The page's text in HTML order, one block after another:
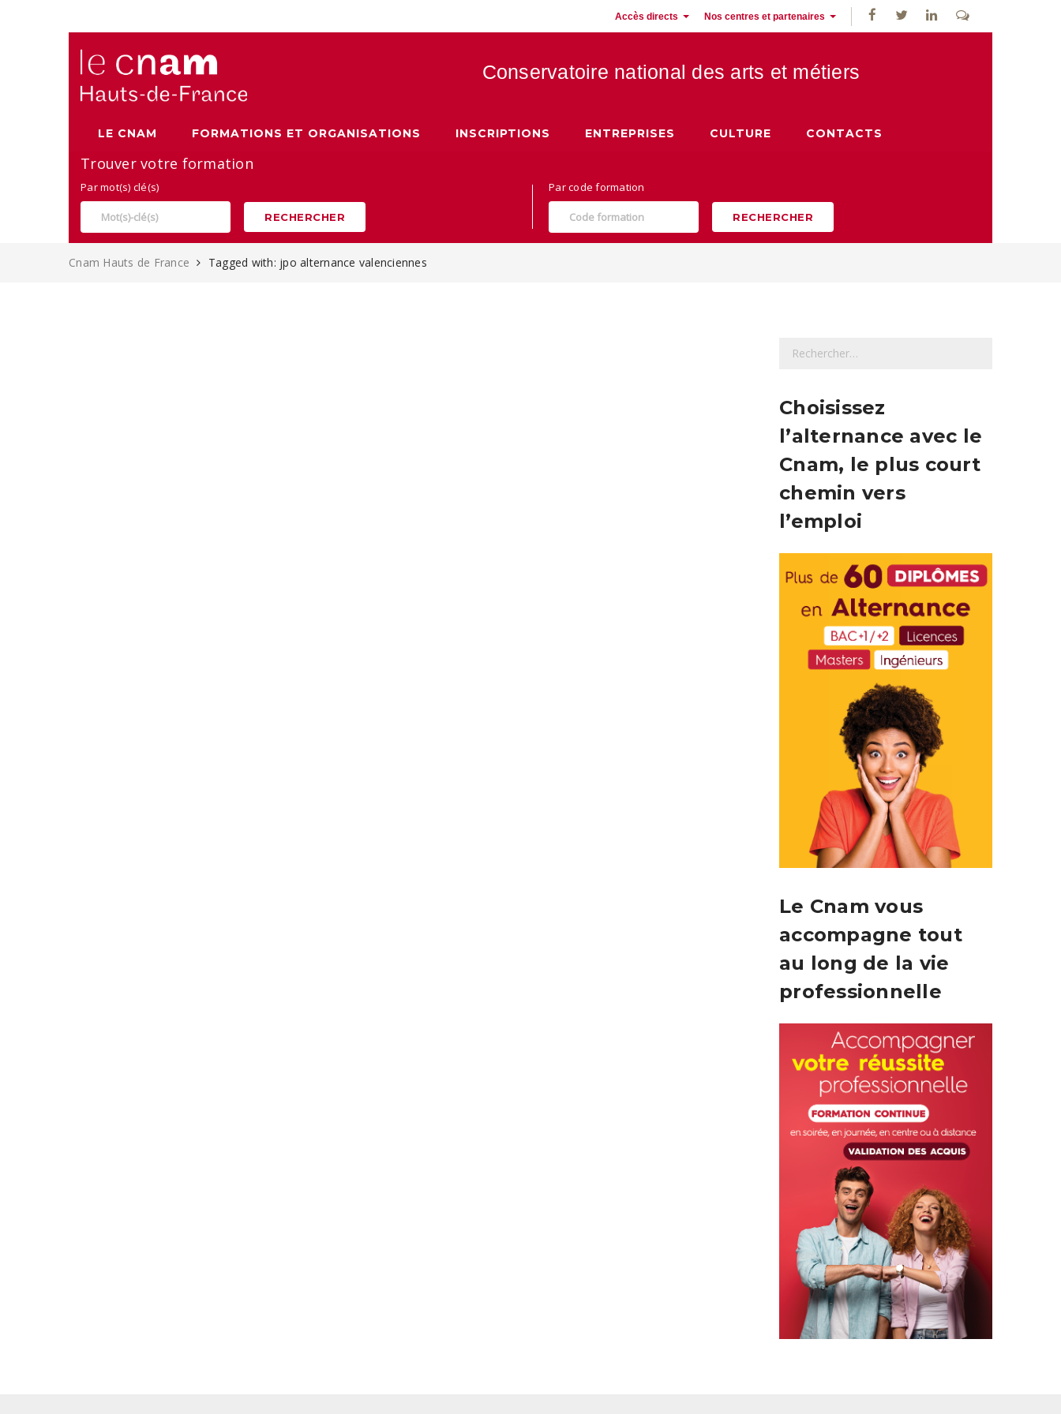
Accès directs Nos centres et partenaires
Conservatoire national des arts et métiers
LE CNAM FORMATIONS ET ORGANISATIONS INSCRIPTIONS ENTREPRISES CULTURE CONTACTS
Trouver votre formation
Par mot(s) clé(s)
RECHERCHER
Par code formation
RECHERCHER
Cnam Hauts de France Tagged with: jpo alternance valenciennes
h
r
c
e
r
:
Choisissez
l’alternance avec le
Cnam, le plus court
chemin vers
l’emploi
Le Cnam vous
accompagne tout
au long de la vie
professionnelle